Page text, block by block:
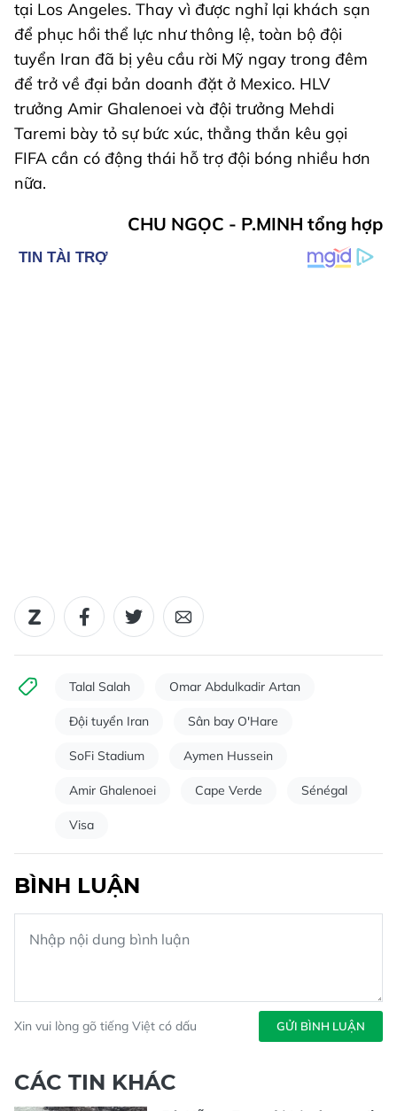
tại Los Angeles. Thay vì được nghỉ lại khách sạn
để phục hồi thể lực như thông lệ, toàn bộ đội
tuyển Iran đã bị yêu cầu rời Mỹ ngay trong đêm
để trở về đại bản doanh đặt ở Mexico. HLV
trưởng Amir Ghalenoei và đội trưởng Mehdi
Taremi bày tỏ sự bức xúc, thẳng thắn kêu gọi
FIFA cần có động thái hỗ trợ đội bóng nhiều hơn
nữa.
CHU NGỌC - P.MINH tổng hợp
Talal Salah Omar Abdulkadir Artan
Đội tuyển Iran Sân bay O'Hare
SoFi Stadium Aymen Hussein
Amir Ghalenoei Cape Verde Sénégal
Visa
BÌNH LUẬN
Xin vui lòng gõ tiếng Việt có dấu GỬI BÌNH LUẬN
CÁC TIN KHÁC